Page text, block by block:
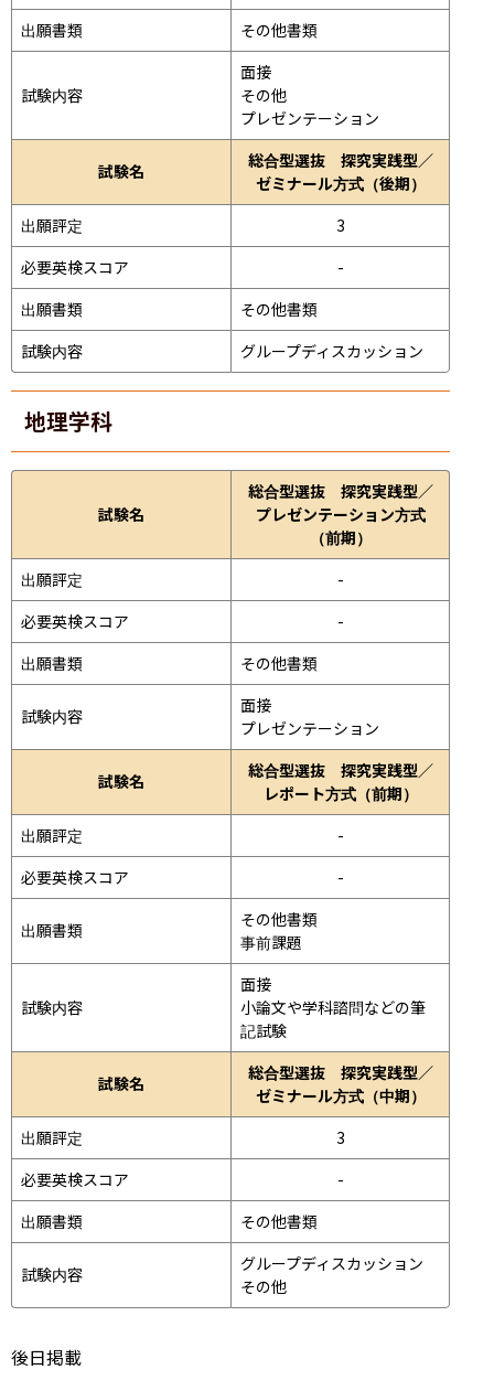
出願書類
その他書類
試験内容
面接
その他
プレゼンテーション
試験名
総合型選抜 探究実践型／
ゼミナール方式（後期）
出願評定
3
必要英検スコア
-
出願書類
その他書類
試験内容
グループディスカッション
地理学科
試験名
総合型選抜 探究実践型／
プレゼンテーション方式
（前期）
出願評定
-
必要英検スコア
-
出願書類
その他書類
試験内容
面接
プレゼンテーション
試験名
総合型選抜 探究実践型／
レポート方式（前期）
出願評定
-
必要英検スコア
-
出願書類
その他書類
事前課題
試験内容
面接
小論文や学科諮問などの筆
記試験
試験名
総合型選抜 探究実践型／
ゼミナール方式（中期）
出願評定
3
必要英検スコア
-
出願書類
その他書類
試験内容
グループディスカッション
その他
後日掲載